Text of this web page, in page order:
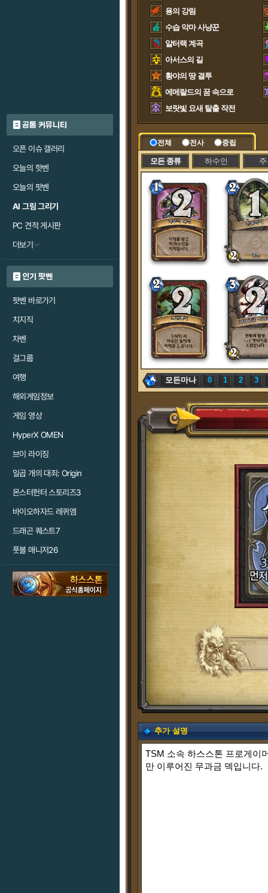
공통 커뮤니티
오픈 이슈 갤러리
오늘의 핫벤
오늘의 팟벤
AI 그림 그리기
PC 견적 게시판
더보기
인기 팟벤
팟벤 바로가기
치지직
차벤
걸그룹
여행
해외게임정보
게임 영상
HyperX OMEN
브이 라이징
일곱 개의 대죄: Origin
몬스터헌터 스토리즈3
바이오하자드 레퀴엠
드래곤 퀘스트7
풋볼 매니저26
용의 강림
수습 악마 사냥꾼
알터랙 계곡
아서스의 길
황야의 땅 결투
에메랄드의 꿈 속으로
보랏빛 요새 탈출 작전
전체 전사 중립
모든 종류 하수인
모든마나 0 1 2 3
추가 설명
TSM 소속 하스스톤 프로게이
만 이루어진 무과금 덱입니다.